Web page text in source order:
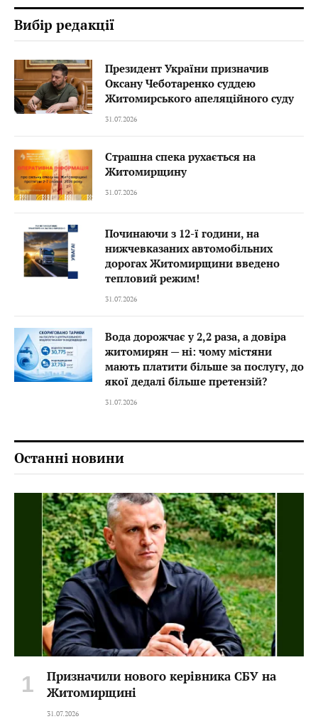
Вибір редакції
Президент України призначив
Оксану Чеботаренко суддею
Житомирського апеляційного суду
31.07.2026
Страшна спека рухається на
Житомирщину
31.07.2026
Починаючи з 12-ї години, на
нижчевказаних автомобільних
дорогах Житомирщини введено
тепловий режим!
31.07.2026
Вода дорожчає у 2,2 раза, а довіра
житомирян — ні: чому містяни
мають платити більше за послугу, до
якої дедалі більше претензій?
31.07.2026
Останні новини
Призначили нового керівника СБУ на
Житомирщині
31.07.2026